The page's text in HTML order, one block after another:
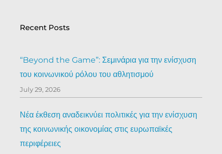
Recent Posts
“Beyond the Game”: Σεμινάρια για την ενίσχυση
του κοινωνικού ρόλου του αθλητισμού
July 29, 2026
Νέα έκθεση αναδεικνύει πολιτικές για την ενίσχυση
της κοινωνικής οικονομίας στις ευρωπαϊκές
περιφέρειες